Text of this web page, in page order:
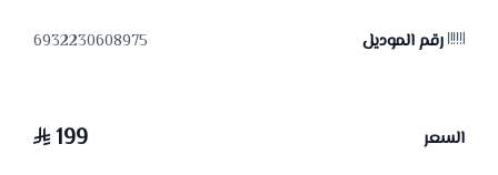
رقم الموديل 6932230608975
السعر 199